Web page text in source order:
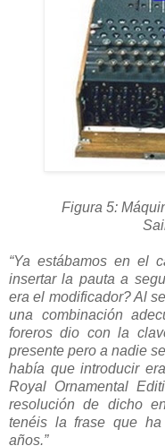
Figura 5:
“Ya estábamos en el
insertar la pauta a
era el modificador? Al
una combinación
foreros dio con la
presente pero a nadie
había que introducir
Royal Ornamental
resolución de dicho
tenéis la frase que
años.”